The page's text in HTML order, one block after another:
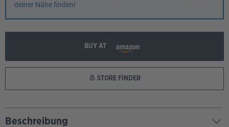
deiner Nähe finden!
BUY AT
STORE FINDER
Beschreibung